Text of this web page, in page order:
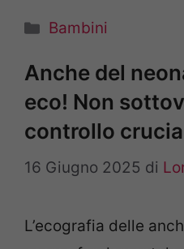
Categorie
Bambini
Anche del
eco! Non
controllo
16 Giugno 2025 di
L’ecografia delle